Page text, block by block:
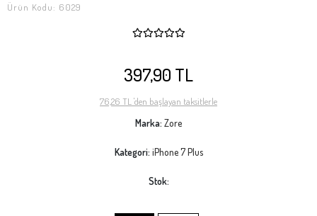
Ürün Kodu: 6029
397,90 TL
76,26 TL 'den başlayan taksitlerle
Marka: Zore
Kategori: iPhone 7 Plus
Stok: